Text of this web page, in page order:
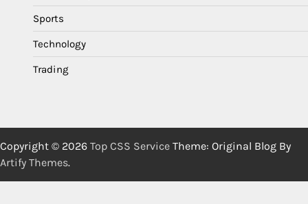
Sports
Technology
Trading
Copyright © 2026 Top CSS Service Theme: Original Blog By
Artify Themes.